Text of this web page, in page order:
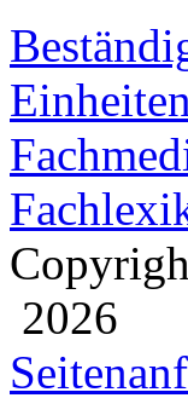
2026